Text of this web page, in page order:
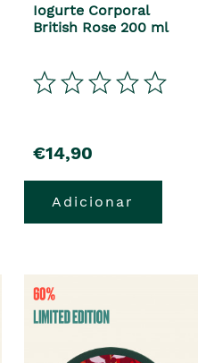
Iogurte Corporal
British Rose 200 ml
€14,90
Adicionar